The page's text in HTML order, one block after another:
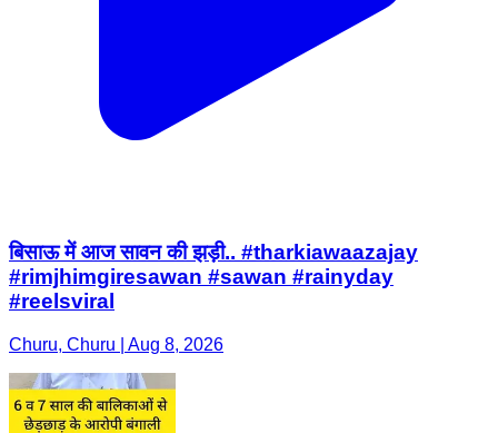
बिसाऊ में आज सावन की झड़ी.. #tharkiawaazajay
#rimjhimgiresawan #sawan #rainyday
#reelsviral
Churu, Churu | Aug 8, 2026